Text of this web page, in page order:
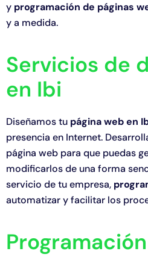
y programación de páginas
y a medida.
Servicios de
en Ibi
Diseñamos tu página web en
presencia en Internet.
página web para que puedas
modificarlos de una forma
servicio de tu empresa,
automatizar y facilitar los